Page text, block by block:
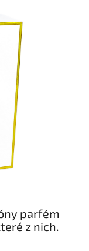
parfém
z nich.